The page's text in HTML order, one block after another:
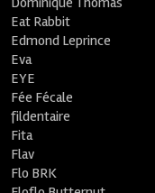
Eat Rabbit
Edmond Leprince
Eva
EYE
Fée Fécale
fildentaire
Fita
Flav
Flo BRK